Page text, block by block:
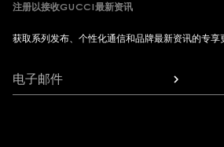
注册以接收GUCCI最新资讯
获取系列发布、个性化通信和品牌最新资讯的专享
电子邮件